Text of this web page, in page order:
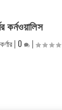
কর্নওয়ালিস
| 0 |